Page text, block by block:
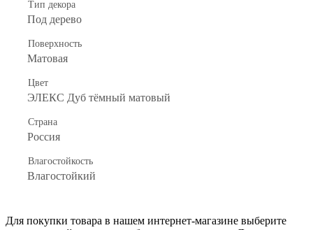
Тип декора
Под дерево
Поверхность
Матовая
Цвет
ЭЛЕКС Дуб тёмный матовый
Страна
Россия
Влагостойкость
Влагостойкий
Для покупки товара в нашем интернет-магазине выберите